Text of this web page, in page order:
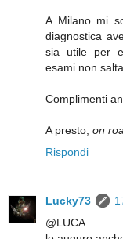
A Milano mi
diagnostica
sia utile per
esami non
Complimenti
A presto, on
Rispondi
Lucky73
@LUCA